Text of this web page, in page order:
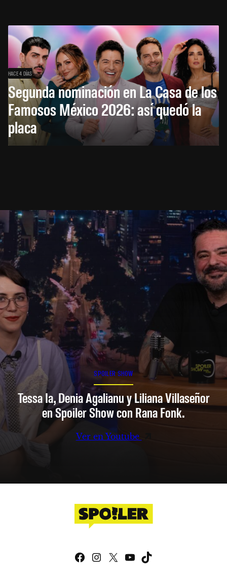
HACE 4 DÍAS
Segunda nominación en La Casa de los
Famosos México 2026: así quedó la
placa
SPOILER SHOW
Tessa Ia, Denia Agalianu y Liliana Villaseñor
en Spoiler Show con Rana Fonk.
Ver en Youtube
Facebook
Instagram
X YouTube